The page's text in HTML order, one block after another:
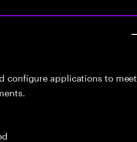
configure applications to meet